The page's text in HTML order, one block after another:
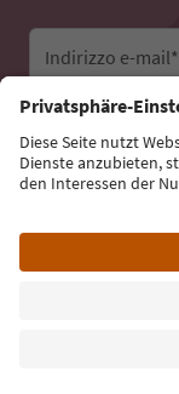
Indirizzo e-mail*